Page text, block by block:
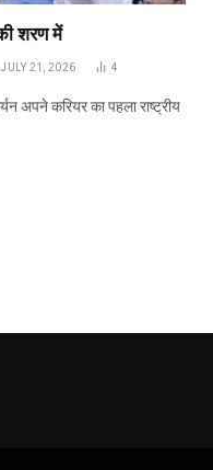
शरण में
JULY 21, 2026 4
अपने करियर का पहला राष्ट्रीय